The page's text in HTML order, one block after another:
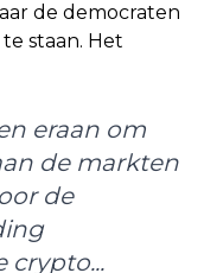
de democraten
staan. Het
eraan om
de markten
de
crypto...